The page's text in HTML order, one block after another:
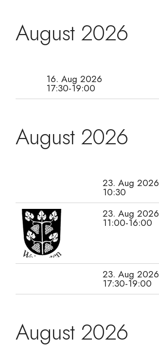
August 2026
16. Aug 2026
17:30-19:00
August 2026
23. Aug 2026
10:30
23. Aug 2026
11:00-16:00
23. Aug 2026
17:30-19:00
August 2026